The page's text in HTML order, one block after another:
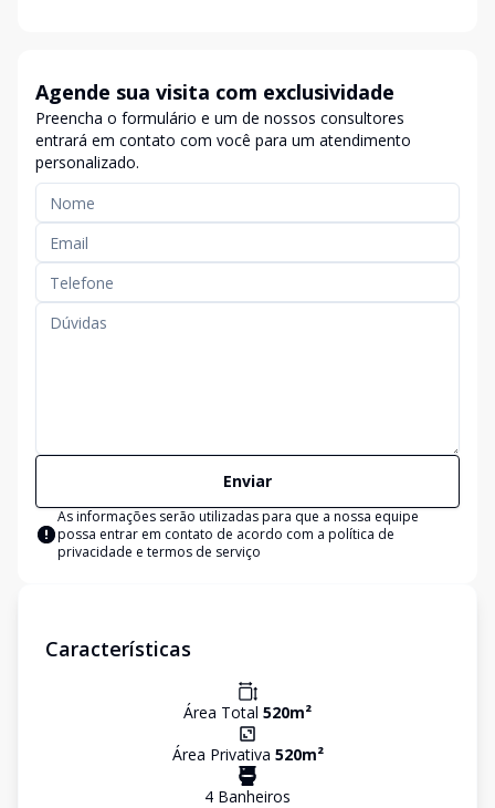
Agende sua visita com exclusividade
Preencha o formulário e um de nossos consultores
entrará em contato com você para um atendimento
personalizado.
Enviar
As informações serão utilizadas para que a nossa equipe
possa entrar em contato de acordo com a política de
privacidade e termos de serviço
Características
Área Total 520m²
Área Privativa 520m²
4 Banheiros